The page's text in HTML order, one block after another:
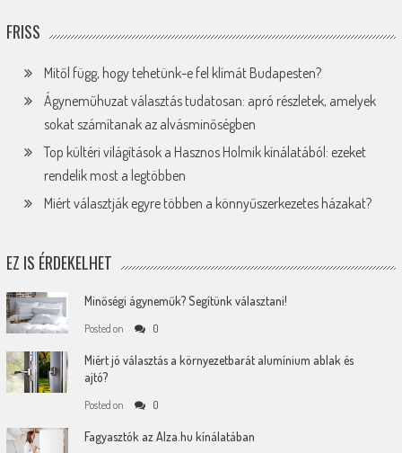
FRISS
Mitől függ, hogy tehetünk-e fel klímát Budapesten?
Ágyneműhuzat választás tudatosan: apró részletek, amelyek
sokat számítanak az alvásminőségben
Top kültéri világítások a Hasznos Holmik kínálatából: ezeket
rendelik most a legtöbben
Miért választják egyre többen a könnyűszerkezetes házakat?
EZ IS ÉRDEKELHET
Minőségi ágyneműk? Segítünk választani!
Posted on 0
Miért jó választás a környezetbarát alumínium ablak és
ajtó?
Posted on 0
Fagyasztók az Alza.hu kínálatában